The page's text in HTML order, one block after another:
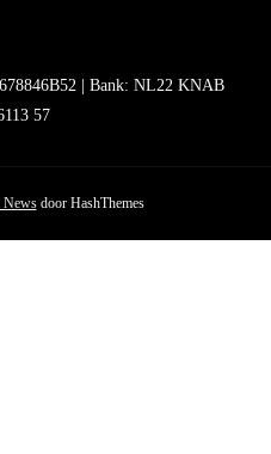
| Bank: NL22 KNAB
57
Newsdoor HashThemes